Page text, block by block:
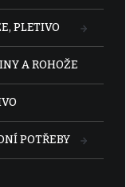
PLETIVO
A ROHOŽE
POTŘEBY